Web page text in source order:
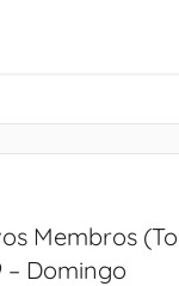
Membros
– Domingo